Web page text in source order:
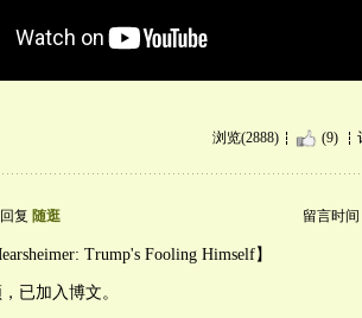
浏览(2888) (9)
回复 随逛 留言时间
Trump's Fooling Himself】
已加入博文。